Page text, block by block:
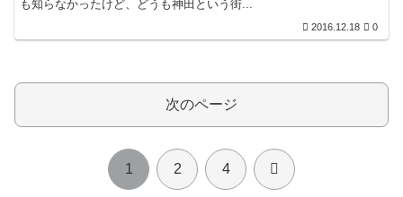
も知らなかったけど、どうも神田という街...
2016.12.18 0
次のページ
1 2 4 次